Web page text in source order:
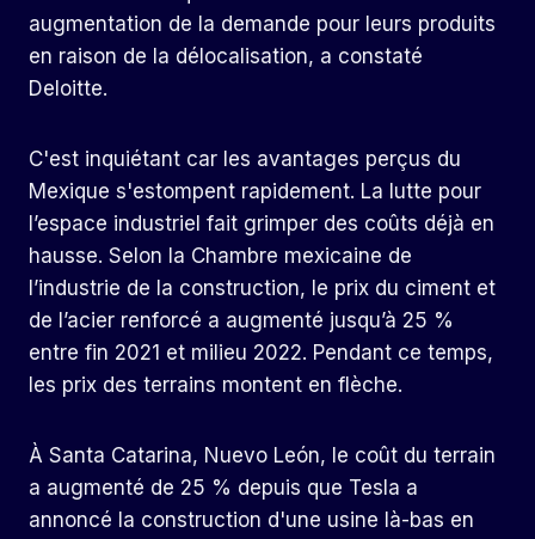
augmentation de la demande pour leurs produits
en raison de la délocalisation, a constaté
Deloitte.
C'est inquiétant car les avantages perçus du
Mexique s'estompent rapidement. La lutte pour
l’espace industriel fait grimper des coûts déjà en
hausse. Selon la Chambre mexicaine de
l’industrie de la construction, le prix du ciment et
de l’acier renforcé a augmenté jusqu’à 25 %
entre fin 2021 et milieu 2022. Pendant ce temps,
les prix des terrains montent en flèche.
À Santa Catarina, Nuevo León, le coût du terrain
a augmenté de 25 % depuis que Tesla a
annoncé la construction d'une usine là-bas en